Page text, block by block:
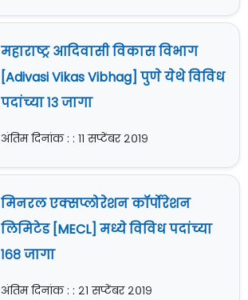
महाराष्ट्र आदिवासी विकास विभाग
[Adivasi Vikas Vibhag] पुणे येथे विविध
पदांच्या १३ जागा
अंतिम दिनांक : : ११ सप्टेंबर २०१९
मिनरल एक्सप्लोरेशन कॉर्पोरेशन
लिमिटेड [MECL] मध्ये विविध पदांच्या
१६८ जागा
अंतिम दिनांक : : २१ सप्टेंबर २०१९